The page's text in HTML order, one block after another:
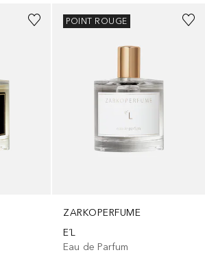
ZARKOPERFUME
E´L
Eau de Parfum
POINT ROUGE